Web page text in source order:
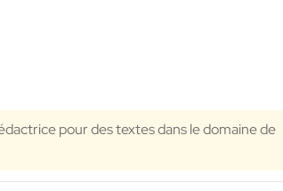
pour des textes dans le domaine de